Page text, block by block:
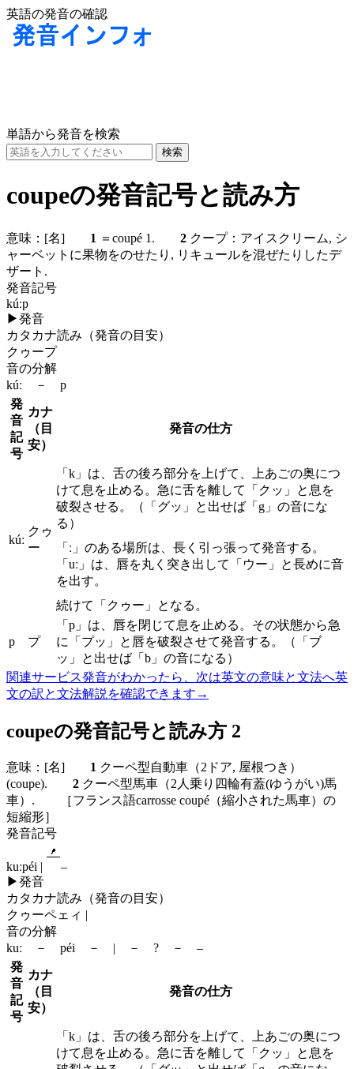
英語の発音の確認
単語から発音を検索
coupeの発音記号と読み方
意味： [名] 1 ＝coupé 1. 2 クープ：アイスクリーム, シ
ャーベットに果物をのせたり, リキュールを混ぜたりしたデ
ザート.
発音記号
kúːp
▶発音
カタカナ読み（発音の目安）
クゥープ
音の分解
kúː － p
発
音
記
号
カナ
（目
安）
発音の仕方
kúː
クゥ
ー
「k」は、舌の後ろ部分を上げて、上あごの奥につ
けて息を止める。急に舌を離して「クッ」と息を
破裂させる。（「グッ」と出せば「g」の音にな
る）
「ː」のある場所は、長く引っ張って発音する。
「uː」は、唇を丸く突き出して「ウー」と長めに音
を出す。
続けて「クゥー」となる。
p プ
「p」は、唇を閉じて息を止める。その状態から急
に「プッ」と唇を破裂させて発音する。（「ブ
ッ」と出せば「b」の音になる）
関連サービス発音がわかったら、次は英文の意味と文法へ英
文の訳と文法解説を確認できます →
coupeの発音記号と読み方 2
意味： [名] 1 クーペ型自動車（2ドア, 屋根つき）
(coupe). 2 クーペ型馬車（2人乗り四輪有蓋(ゆうがい)馬
車）. ［フランス語carrosse coupé（縮小された馬車）の
短縮形］
発音記号
kuːpéi |
–
▶発音
カタカナ読み（発音の目安）
クゥーペェィ |
音の分解
kuː － péi － | － ? － –
発
音
記
号
カナ
（目
安）
発音の仕方
「k」は、舌の後ろ部分を上げて、上あごの奥につ
けて息を止める。急に舌を離して「クッ」と息を